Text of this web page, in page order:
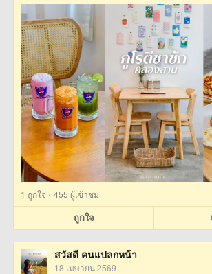
1 ถูกใจ · 455 ผู้เข้าชม
ถูกใจ
สวัสดี คนแปลกหน้า
18 เมษายน 2569